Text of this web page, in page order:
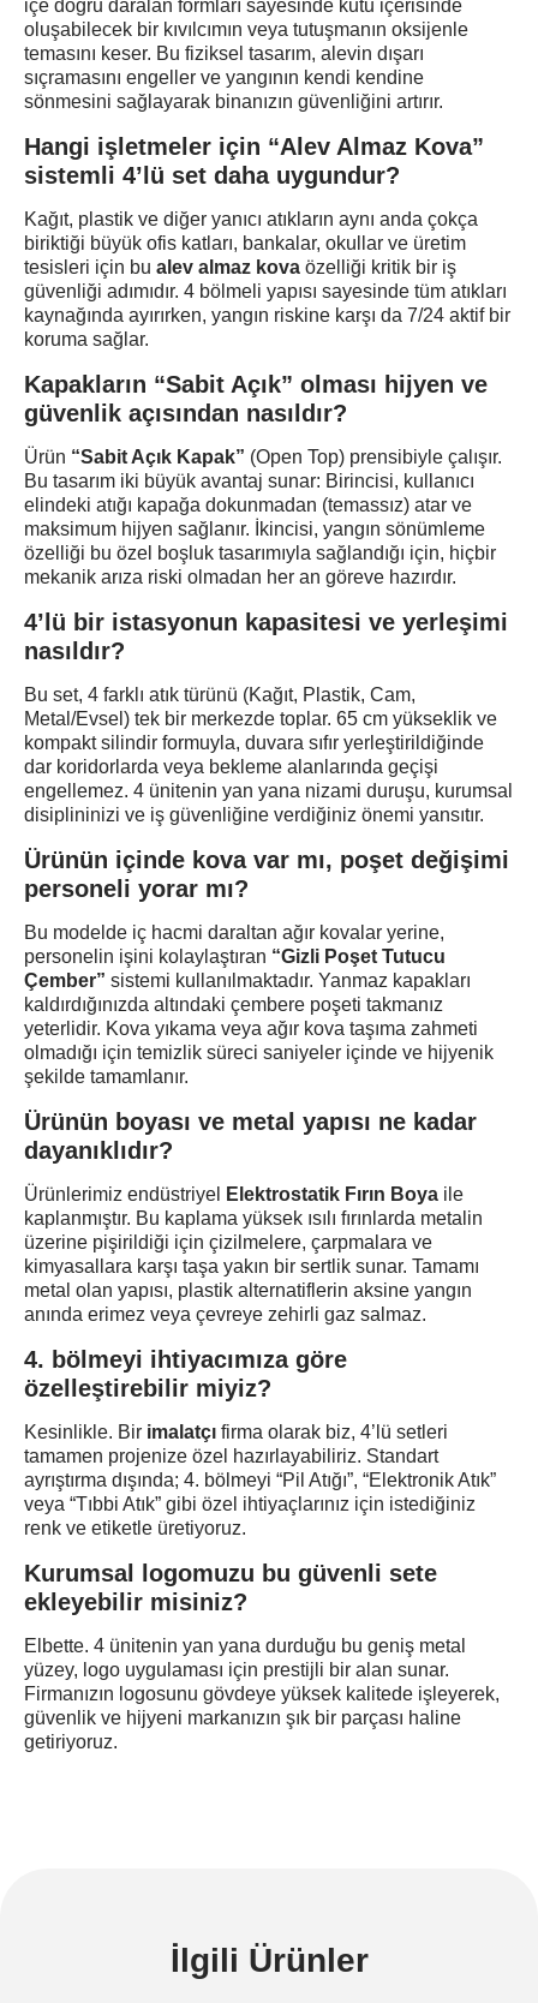
içe doğru daralan formları sayesinde kutu içerisinde
oluşabilecek bir kıvılcımın veya tutuşmanın oksijenle
temasını keser. Bu fiziksel tasarım, alevin dışarı
sıçramasını engeller ve yangının kendi kendine
sönmesini sağlayarak binanızın güvenliğini artırır.
Hangi işletmeler için “Alev Almaz Kova”
sistemli 4’lü set daha uygundur?
Kağıt, plastik ve diğer yanıcı atıkların aynı anda çokça
biriktiği büyük ofis katları, bankalar, okullar ve üretim
tesisleri için bu alev almaz kova özelliği kritik bir iş
güvenliği adımıdır. 4 bölmeli yapısı sayesinde tüm atıkları
kaynağında ayırırken, yangın riskine karşı da 7/24 aktif bir
koruma sağlar.
Kapakların “Sabit Açık” olması hijyen ve
güvenlik açısından nasıldır?
Ürün “Sabit Açık Kapak” (Open Top) prensibiyle çalışır.
Bu tasarım iki büyük avantaj sunar: Birincisi, kullanıcı
elindeki atığı kapağa dokunmadan (temassız) atar ve
maksimum hijyen sağlanır. İkincisi, yangın sönümleme
özelliği bu özel boşluk tasarımıyla sağlandığı için, hiçbir
mekanik arıza riski olmadan her an göreve hazırdır.
4’lü bir istasyonun kapasitesi ve yerleşimi
nasıldır?
Bu set, 4 farklı atık türünü (Kağıt, Plastik, Cam,
Metal/Evsel) tek bir merkezde toplar. 65 cm yükseklik ve
kompakt silindir formuyla, duvara sıfır yerleştirildiğinde
dar koridorlarda veya bekleme alanlarında geçişi
engellemez. 4 ünitenin yan yana nizami duruşu, kurumsal
disiplininizi ve iş güvenliğine verdiğiniz önemi yansıtır.
Ürünün içinde kova var mı, poşet değişimi
personeli yorar mı?
Bu modelde iç hacmi daraltan ağır kovalar yerine,
personelin işini kolaylaştıran “Gizli Poşet Tutucu
Çember” sistemi kullanılmaktadır. Yanmaz kapakları
kaldırdığınızda altındaki çembere poşeti takmanız
yeterlidir. Kova yıkama veya ağır kova taşıma zahmeti
olmadığı için temizlik süreci saniyeler içinde ve hijyenik
şekilde tamamlanır.
Ürünün boyası ve metal yapısı ne kadar
dayanıklıdır?
Ürünlerimiz endüstriyel Elektrostatik Fırın Boya ile
kaplanmıştır. Bu kaplama yüksek ısılı fırınlarda metalin
üzerine pişirildiği için çizilmelere, çarpmalara ve
kimyasallara karşı taşa yakın bir sertlik sunar. Tamamı
metal olan yapısı, plastik alternatiflerin aksine yangın
anında erimez veya çevreye zehirli gaz salmaz.
4. bölmeyi ihtiyacımıza göre
özelleştirebilir miyiz?
Kesinlikle. Bir imalatçı firma olarak biz, 4’lü setleri
tamamen projenize özel hazırlayabiliriz. Standart
ayrıştırma dışında; 4. bölmeyi “Pil Atığı”, “Elektronik Atık”
veya “Tıbbi Atık” gibi özel ihtiyaçlarınız için istediğiniz
renk ve etiketle üretiyoruz.
Kurumsal logomuzu bu güvenli sete
ekleyebilir misiniz?
Elbette. 4 ünitenin yan yana durduğu bu geniş metal
yüzey, logo uygulaması için prestijli bir alan sunar.
Firmanızın logosunu gövdeye yüksek kalitede işleyerek,
güvenlik ve hijyeni markanızın şık bir parçası haline
getiriyoruz.
İlgili Ürünler